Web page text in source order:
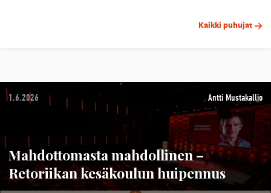
Kaikki puhujat
1.6.2026 Antti Mustakallio
Mahdottomasta mahdollinen –
Retoriikan kesäkoulun huipennus